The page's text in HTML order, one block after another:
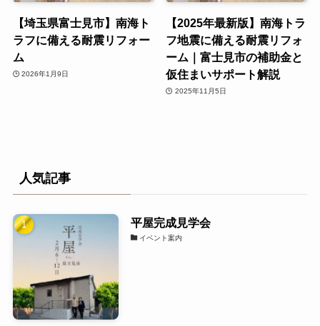
【埼玉県富士見市】南海ト
ラフに備える耐震リフォー
ム
2026年1月9日
【2025年最新版】南海トラ
フ地震に備える耐震リフォ
ーム｜富士見市の補助金と
仮住まいサポート解説
2025年11月5日
人気記事
平屋完成見学会
イベント案内